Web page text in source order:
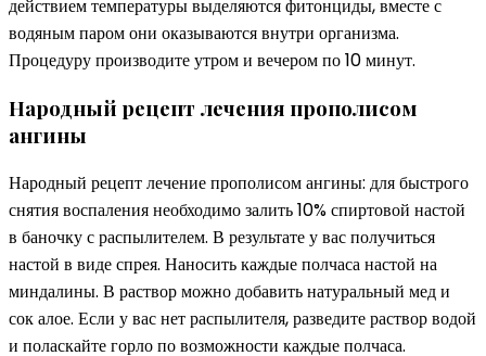
действием температуры выделяются фитонциды, вместе с
водяным паром они оказываются внутри организма.
Процедуру производите утром и вечером по 10 минут.
Народный рецепт лечения прополисом
ангины
Народный рецепт лечение прополисом ангины: для быстрого
снятия воспаления необходимо залить 10% спиртовой настой
в баночку с распылителем. В результате у вас получиться
настой в виде спрея. Наносить каждые полчаса настой на
миндалины. В раствор можно добавить натуральный мед и
сок алое. Если у вас нет распылителя, разведите раствор водой
и поласкайте горло по возможности каждые полчаса.